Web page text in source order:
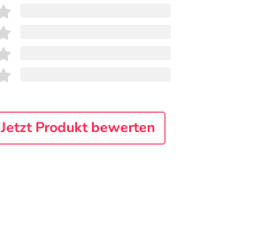
Jetzt Produkt bewerten